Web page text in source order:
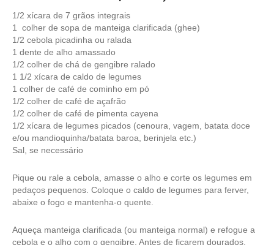
1/2 xícara de 7 grãos integrais
1 colher de sopa de manteiga clarificada (ghee)
1/2 cebola picadinha ou ralada
1 dente de alho amassado
1/2 colher de chá de gengibre ralado
1 1/2 xícara de caldo de legumes
1 colher de café de cominho em pó
1/2 colher de café de açafrão
1/2 colher de café de pimenta cayena
1/2 xícara de legumes picados (cenoura, vagem, batata doce
e/ou mandioquinha/batata baroa, berinjela etc.)
Sal, se necessário
Pique ou rale a cebola, amasse o alho e corte os legumes em
pedaços pequenos. Coloque o caldo de legumes para ferver,
abaixe o fogo e mantenha-o quente.
Aqueça manteiga clarificada (ou manteiga normal) e refogue a
cebola e o alho com o gengibre. Antes de ficarem dourados,